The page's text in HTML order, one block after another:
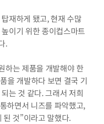
재하게 됐고, 현재 수많
이기 위한 종이컵스마트
.
하는 제품을 개발해야 한
을 개발하다 보면 결국 기
는 것 같다. 그래서 저희
하면서 니즈를 파악했고,
된 것”이라고 말했다.